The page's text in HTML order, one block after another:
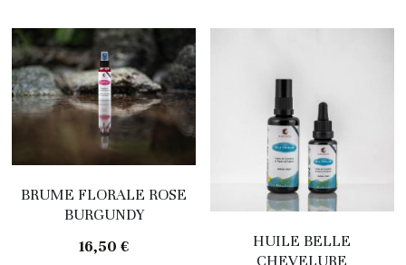
Pour lui
Le baume
BRUME FLORALE ROSE
BURGUNDY
16,50 €
HUILE BELLE
CHEVELURE
Brumes florales
Huiles
Masques
Pour lui